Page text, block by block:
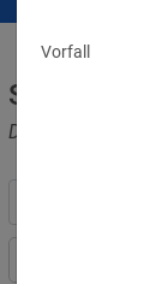
Datenpannen,
Vorfall